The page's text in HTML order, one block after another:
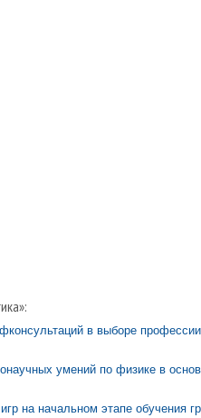
в выборе профессии
умений по физике в
на начальном этапе обучения